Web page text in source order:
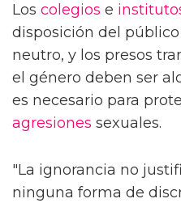
Los colegios e
disposición del
neutro, y los presos
el género deben ser
es necesario para
agresiones sexuales.
"La ignorancia no
ninguna forma de